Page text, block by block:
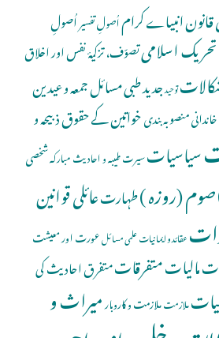
انبیاے کراماُصولِ تفسیراُصولِ
تحریک اسلامیتصوّف، تزکیۂ نفس اور اخلاق
توحیدجدید طبی مسائلجمعہ و عیدین
خاندانی منصوبہ بندیخواتین کے حقوقذبیحہ و
سیاسیاتسیرت طیبہ و احادیث مبارکہشخصی
صوم (روزہ )طہارتعائلی قوانین
عقائد و ایمانیاتعلمی مسائلعورت اور معیشت
مالیاتمتفرقاتمتفرق احادیث کی
ملازمتملازمت و کاروبارمیراث و